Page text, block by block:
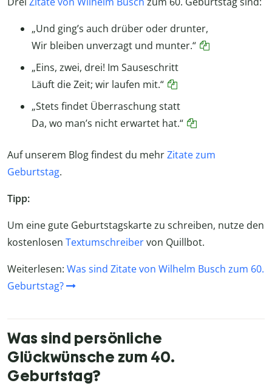
„Und ging’s auch drüber oder drunter,
Wir bleiben unverzagt und munter.“
„Eins, zwei, drei! Im Sauseschritt
Läuft die Zeit; wir laufen mit.“
„Stets findet Überraschung statt
Da, wo man’s nicht erwartet hat.“
Auf unserem Blog findest du mehrZitate zum
Geburtstag.
Tipp:
Um eine gute Geburtstagskarte zu schreiben, nutze den
kostenlosen Textumschreibervon Quillbot.
Weiterlesen: Was sind Zitate von Wilhelm Busch zum 60.
Geburtstag?
Was sind persönliche
Glückwünsche zum 40.
Geburtstag?